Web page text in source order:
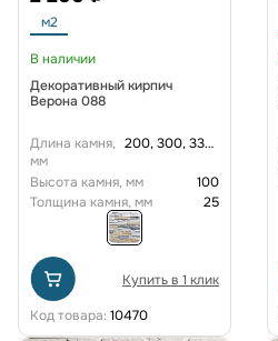
м2
В наличии
Декоративный кирпич
Верона 088
Длина камня,
мм
200, 300, 330, 400, 500
Высота камня, мм
100
Толщина камня, мм
25
Купить в 1 клик
Код товара: 10470